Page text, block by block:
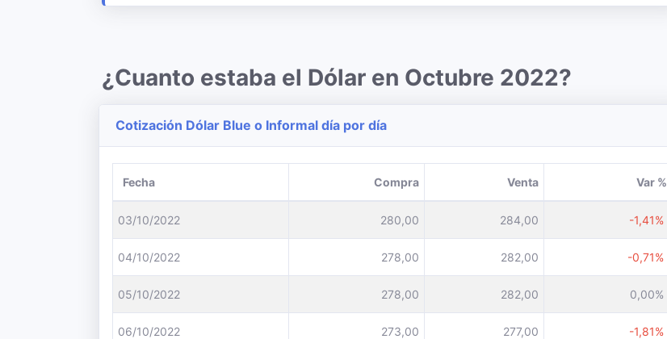
¿Cuanto estaba el Dólar en Octubre 2022?
Cotización Dólar Blue o Informal día por día
Fecha Compra Venta Var %
03/10/2022 280,00 284,00 -1,41%
04/10/2022 278,00 282,00 -0,71%
05/10/2022 278,00 282,00 0,00%
06/10/2022 273,00 277,00 -1,81%